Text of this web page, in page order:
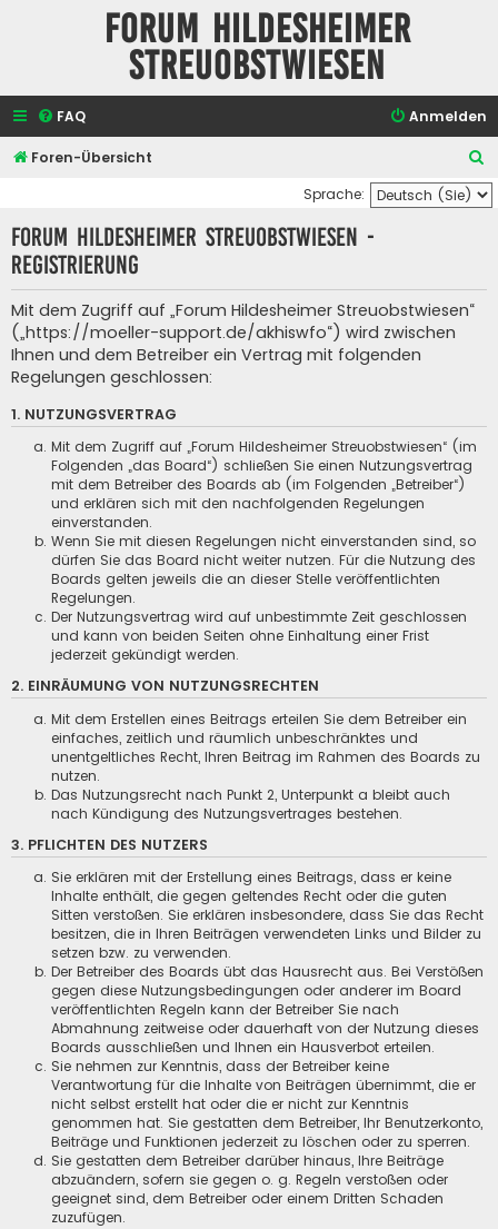
Forum Hildesheimer
Streuobstwiesen
FAQ Anmelden
Foren-Übersicht
u
c
Sprache:
Forum Hildesheimer Streuobstwiesen -
Registrierung
Mit dem Zugriff auf „Forum Hildesheimer Streuobstwiesen“
(„https://moeller-support.de/akhiswfo“) wird zwischen
Ihnen und dem Betreiber ein Vertrag mit folgenden
Regelungen geschlossen:
1. NUTZUNGSVERTRAG
Mit dem Zugriff auf „Forum Hildesheimer Streuobstwiesen“ (im
Folgenden „das Board“) schließen Sie einen Nutzungsvertrag
mit dem Betreiber des Boards ab (im Folgenden „Betreiber“)
und erklären sich mit den nachfolgenden Regelungen
einverstanden.
Wenn Sie mit diesen Regelungen nicht einverstanden sind, so
dürfen Sie das Board nicht weiter nutzen. Für die Nutzung des
Boards gelten jeweils die an dieser Stelle veröffentlichten
Regelungen.
Der Nutzungsvertrag wird auf unbestimmte Zeit geschlossen
und kann von beiden Seiten ohne Einhaltung einer Frist
jederzeit gekündigt werden.
2. EINRÄUMUNG VON NUTZUNGSRECHTEN
Mit dem Erstellen eines Beitrags erteilen Sie dem Betreiber ein
einfaches, zeitlich und räumlich unbeschränktes und
unentgeltliches Recht, Ihren Beitrag im Rahmen des Boards zu
nutzen.
Das Nutzungsrecht nach Punkt 2, Unterpunkt a bleibt auch
nach Kündigung des Nutzungsvertrages bestehen.
3. PFLICHTEN DES NUTZERS
Sie erklären mit der Erstellung eines Beitrags, dass er keine
Inhalte enthält, die gegen geltendes Recht oder die guten
Sitten verstoßen. Sie erklären insbesondere, dass Sie das Recht
besitzen, die in Ihren Beiträgen verwendeten Links und Bilder zu
setzen bzw. zu verwenden.
Der Betreiber des Boards übt das Hausrecht aus. Bei Verstößen
gegen diese Nutzungsbedingungen oder anderer im Board
veröffentlichten Regeln kann der Betreiber Sie nach
Abmahnung zeitweise oder dauerhaft von der Nutzung dieses
Boards ausschließen und Ihnen ein Hausverbot erteilen.
Sie nehmen zur Kenntnis, dass der Betreiber keine
Verantwortung für die Inhalte von Beiträgen übernimmt, die er
nicht selbst erstellt hat oder die er nicht zur Kenntnis
genommen hat. Sie gestatten dem Betreiber, Ihr Benutzerkonto,
Beiträge und Funktionen jederzeit zu löschen oder zu sperren.
Sie gestatten dem Betreiber darüber hinaus, Ihre Beiträge
abzuändern, sofern sie gegen o. g. Regeln verstoßen oder
geeignet sind, dem Betreiber oder einem Dritten Schaden
zuzufügen.